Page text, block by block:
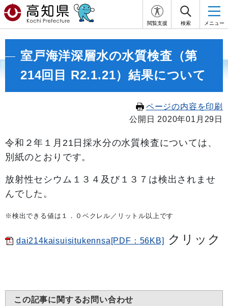
閲覧支援 検索 メニュー
室戸海洋深層水の水質検査（第
214回目 R2.1.21）結果について
ページの内容を印刷
公開日 2020年01月29日
令和２年１月21 日採水分の水質検査については、
別紙のとおりです。
放射性セシウム１３４及び１３７は検出されませ
んでした。
※検出できる値は１．０ベクレル／リットル以上です
dai214kaisuisitukennsa[PDF：56KB] クリック
この記事に関するお問い合わせ